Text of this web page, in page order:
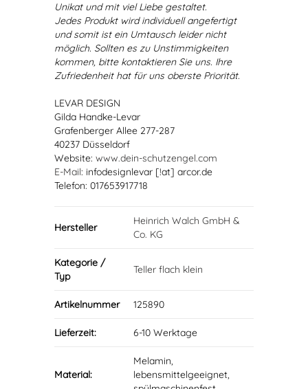
Unikat und mit viel Liebe gestaltet.
Jedes Produkt wird individuell angefertigt
und somit ist ein Umtausch leider nicht
möglich. Sollten es zu Unstimmigkeiten
kommen, bitte kontaktieren Sie uns. Ihre
Zufriedenheit hat für uns oberste Priorität.
LEVAR DESIGN
Gilda Handke-Levar
Grafenberger Allee 277-287
40237 Düsseldorf
Website: www.dein-schutzengel.com
E-Mail: infodesignlevar [!at] arcor.de
Telefon: 017653917718
Hersteller
Heinrich Walch GmbH &
Co. KG
Kategorie /
Typ
Teller flach klein
Artikelnummer 125890
Lieferzeit: 6-10 Werktage
Material:
Melamin,
lebensmittelgeeignet,